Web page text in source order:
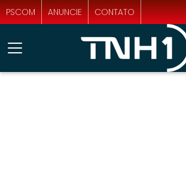
PSCOM ANUNCIE CONTATO